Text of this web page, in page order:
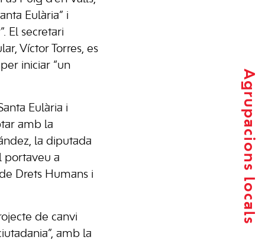
Agrupacions locals
Eulària” i
El secretari
Víctor Torres, es
iniciar “un
Eulària i
amb la
la diputada
portaveu a
Drets Humans i
de canvi
amb la